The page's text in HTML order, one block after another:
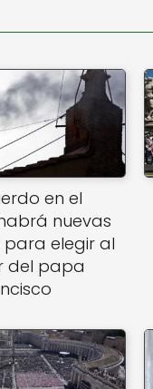
en el
nuevas
elegir al
del papa